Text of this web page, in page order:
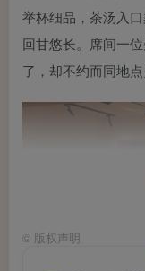
举杯细品，茶汤入
回甘悠长。席间一
了，却不约而同地点
© 版权声明